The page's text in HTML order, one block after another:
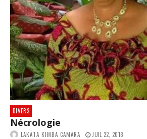
DIVERS
Nécrologie
LAKATA KIMBA CAMARA JUIL 22, 2018